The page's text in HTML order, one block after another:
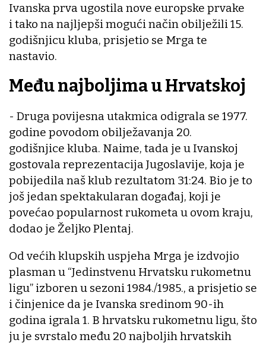
Ivanska prva ugostila nove europske prvake
i tako na najljepši mogući način obilježili 15.
godišnjicu kluba, prisjetio se Mrga te
nastavio.
Među najboljima u Hrvatskoj
- Druga povijesna utakmica odigrala se 1977.
godine povodom obilježavanja 20.
godišnjice kluba. Naime, tada je u Ivanskoj
gostovala reprezentacija Jugoslavije, koja je
pobijedila naš klub rezultatom 31:24. Bio je to
još jedan spektakularan događaj, koji je
povećao popularnost rukometa u ovom kraju,
dodao je Željko Plentaj.
Od većih klupskih uspjeha Mrga je izdvojio
plasman u “Jedinstvenu Hrvatsku rukometnu
ligu” izboren u sezoni 1984./1985., a prisjetio se
i činjenice da je Ivanska sredinom 90-ih
godina igrala 1. B hrvatsku rukometnu ligu, što
ju je svrstalo među 20 najboljih hrvatskih